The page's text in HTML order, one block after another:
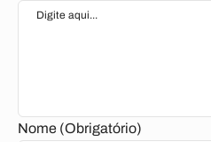
Nome (Obrigatório)